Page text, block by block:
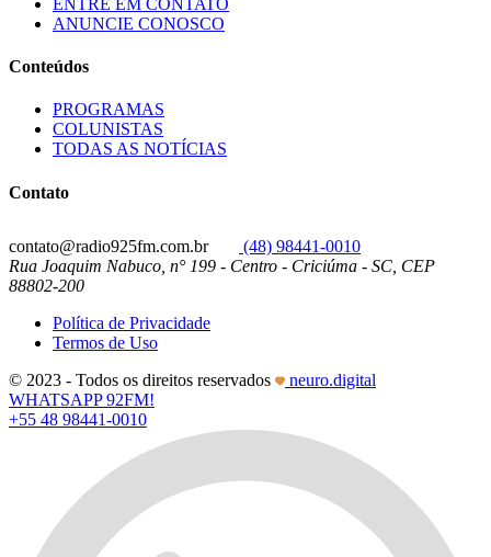
ANUNCIE CONOSCO
Conteúdos
PROGRAMAS
COLUNISTAS
TODAS AS NOTÍCIAS
Contato
contato@radio925fm.com.br
(48) 98441-0010
Rua Joaquim Nabuco, n° 199 - Centro - Criciúma - SC, CEP
88802-200
Política de Privacidade
Termos de Uso
© 2023 - Todos os direitos reservados
neuro.digital
WHATSAPP 92FM!
+55 48 98441-0010